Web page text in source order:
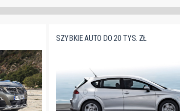
SZYBKIE AUTO DO 20 TYS. ZŁ